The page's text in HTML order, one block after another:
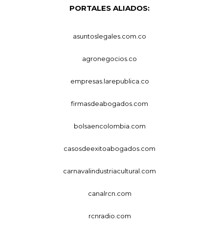
PORTALES ALIADOS:
asuntoslegales.com.co
agronegocios.co
empresas.larepublica.co
firmasdeabogados.com
bolsaencolombia.com
casosdeexitoabogados.com
carnavalindustriacultural.com
canalrcn.com
rcnradio.com